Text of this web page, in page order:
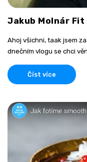
Jakub Molnár Fit
Ahoj všichni, taak jsem
dnečním vlogu se chci
Číst více